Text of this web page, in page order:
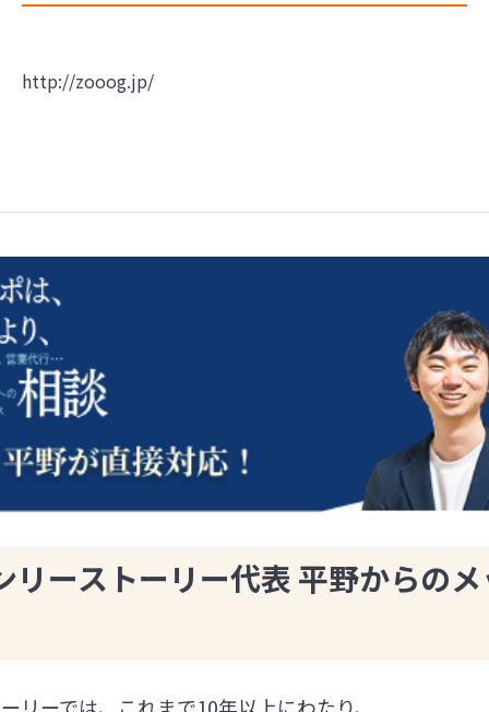
http://zooog.jp/
リーストーリー代表 平野からの